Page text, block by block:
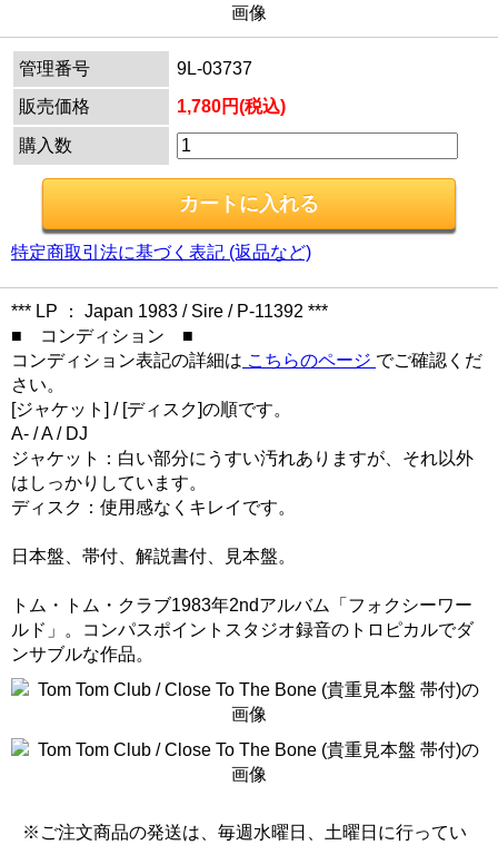
管理番号
9L-03737
販売価格
1,780円(税込)
購入数
特定商取引法に基づく表記 (返品など)
*** LP ： Japan 1983 / Sire / P-11392 ***
■ コンディション ■
コンディション表記の詳細は こちらのページ でご確認くだ
さい。
[ジャケット] / [ディスク]の順です。
A- / A / DJ
ジャケット：白い部分にうすい汚れありますが、それ以外
はしっかりしています。
ディスク：使用感なくキレイです。
日本盤、帯付、解説書付、見本盤。
トム・トム・クラブ1983年2ndアルバム「フォクシーワー
ルド」。コンパスポイントスタジオ録音のトロピカルでダ
ンサブルな作品。
※ご注文商品の発送は、毎週水曜日、土曜日に行ってい